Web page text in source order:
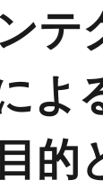
テ
よ
的